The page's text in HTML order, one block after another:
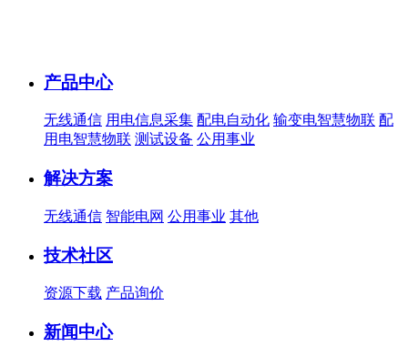
产品中心
无线通信 用电信息采集 配电自动化 输变电智慧物联 配
用电智慧物联 测试设备 公用事业
解决方案
无线通信 智能电网 公用事业 其他
技术社区
资源下载 产品询价
新闻中心